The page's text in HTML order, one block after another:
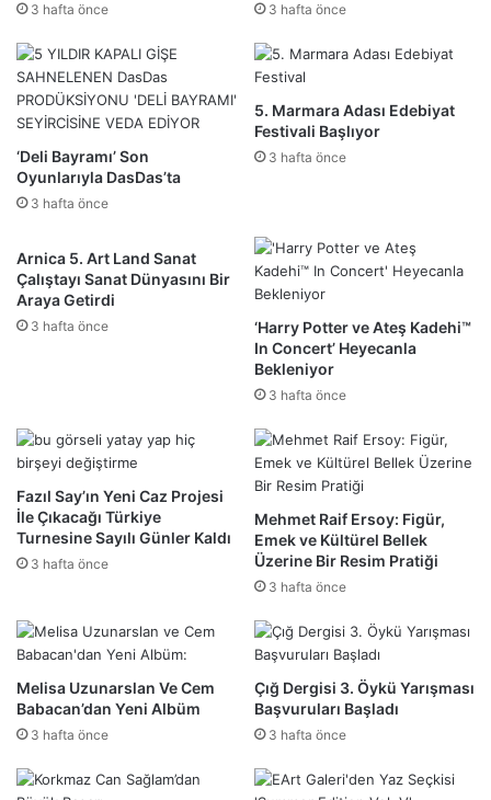
3 hafta önce 3 hafta önce
‘Deli Bayramı’ Son
Oyunlarıyla DasDas’ta
3 hafta önce
5. Marmara Adası Edebiyat
Festivali Başlıyor
3 hafta önce
Arnica 5. Art Land Sanat
Çalıştayı Sanat Dünyasını Bir
Araya Getirdi
3 hafta önce
‘Harry Potter ve Ateş Kadehi™
In Concert’ Heyecanla
Bekleniyor
3 hafta önce
Fazıl Say’ın Yeni Caz Projesi
İle Çıkacağı Türkiye
Turnesine Sayılı Günler Kaldı
3 hafta önce
Mehmet Raif Ersoy: Figür,
Emek ve Kültürel Bellek
Üzerine Bir Resim Pratiği
3 hafta önce
Melisa Uzunarslan Ve Cem
Babacan’dan Yeni Albüm
3 hafta önce
Çığ Dergisi 3. Öykü Yarışması
Başvuruları Başladı
3 hafta önce